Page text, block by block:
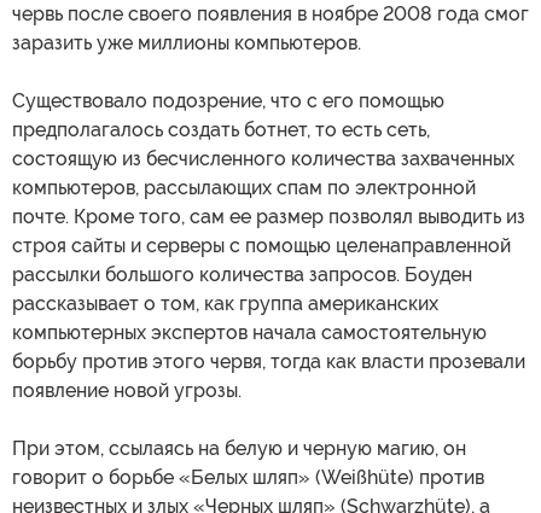
червь после своего появления в ноябре 2008 года смог
заразить уже миллионы компьютеров.
Существовало подозрение, что с его помощью
предполагалось создать ботнет, то есть сеть,
состоящую из бесчисленного количества захваченных
компьютеров, рассылающих спам по электронной
почте. Кроме того, сам ее размер позволял выводить из
строя сайты и серверы с помощью целенаправленной
рассылки большого количества запросов. Боуден
рассказывает о том, как группа американских
компьютерных экспертов начала самостоятельную
борьбу против этого червя, тогда как власти прозевали
появление новой угрозы.
При этом, ссылаясь на белую и черную магию, он
говорит о борьбе «Белых шляп» (Weißhüte) против
неизвестных и злых «Черных шляп» (Schwarzhüte), а